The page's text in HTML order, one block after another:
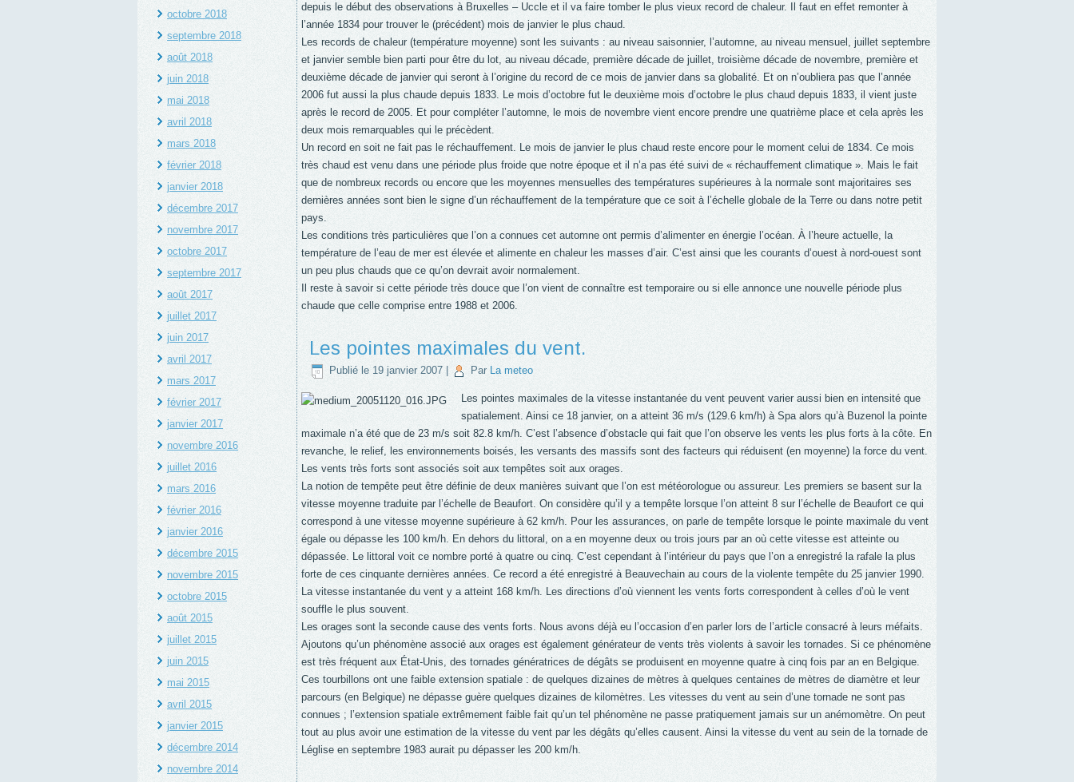
octobre 2018
septembre 2018
août 2018
juin 2018
mai 2018
avril 2018
mars 2018
février 2018
janvier 2018
décembre 2017
novembre 2017
octobre 2017
septembre 2017
août 2017
juillet 2017
juin 2017
avril 2017
mars 2017
février 2017
janvier 2017
novembre 2016
juillet 2016
mars 2016
février 2016
janvier 2016
décembre 2015
novembre 2015
octobre 2015
août 2015
juillet 2015
juin 2015
mai 2015
avril 2015
janvier 2015
décembre 2014
novembre 2014
depuis le début des observations à Bruxelles – Uccle et il va faire tomber le plus vieux record de chaleur. Il faut en effet remonter à
l’année 1834 pour trouver le (précédent) mois de janvier le plus chaud.
Les records de chaleur (température moyenne) sont les suivants : au niveau saisonnier, l’automne, au niveau mensuel, juillet septembre
et janvier semble bien parti pour être du lot, au niveau décade, première décade de juillet, troisième décade de novembre, première et
deuxième décade de janvier qui seront à l’origine du record de ce mois de janvier dans sa globalité. Et on n’oubliera pas que l’année
2006 fut aussi la plus chaude depuis 1833. Le mois d’octobre fut le deuxième mois d’octobre le plus chaud depuis 1833, il vient juste
après le record de 2005. Et pour compléter l’automne, le mois de novembre vient encore prendre une quatrième place et cela après les
deux mois remarquables qui le précèdent.
Un record en soit ne fait pas le réchauffement. Le mois de janvier le plus chaud reste encore pour le moment celui de 1834. Ce mois
très chaud est venu dans une période plus froide que notre époque et il n’a pas été suivi de « réchauffement climatique ». Mais le fait
que de nombreux records ou encore que les moyennes mensuelles des températures supérieures à la normale sont majoritaires ses
dernières années sont bien le signe d’un réchauffement de la température que ce soit à l’échelle globale de la Terre ou dans notre petit
pays.
Les conditions très particulières que l’on a connues cet automne ont permis d’alimenter en énergie l’océan. À l’heure actuelle, la
température de l’eau de mer est élevée et alimente en chaleur les masses d’air. C’est ainsi que les courants d’ouest à nord-ouest sont
un peu plus chauds que ce qu’on devrait avoir normalement.
Il reste à savoir si cette période très douce que l’on vient de connaître est temporaire ou si elle annonce une nouvelle période plus
chaude que celle comprise entre 1988 et 2006.
Les pointes maximales du vent.
Publié le 19 janvier 2007 Par La meteo
Les pointes maximales de la vitesse instantanée du vent peuvent varier aussi bien en intensité que
spatialement. Ainsi ce 18 janvier, on a atteint 36 m/s (129.6 km/h) à Spa alors qu’à Buzenol la pointe
maximale n’a été que de 23 m/s soit 82.8 km/h. C’est l’absence d’obstacle qui fait que l’on observe les vents les plus forts à la côte. En
revanche, le relief, les environnements boisés, les versants des massifs sont des facteurs qui réduisent (en moyenne) la force du vent.
Les vents très forts sont associés soit aux tempêtes soit aux orages.
La notion de tempête peut être définie de deux manières suivant que l’on est météorologue ou assureur. Les premiers se basent sur la
vitesse moyenne traduite par l’échelle de Beaufort. On considère qu’il y a tempête lorsque l’on atteint 8 sur l’échelle de Beaufort ce qui
correspond à une vitesse moyenne supérieure à 62 km/h. Pour les assurances, on parle de tempête lorsque le pointe maximale du vent
égale ou dépasse les 100 km/h. En dehors du littoral, on a en moyenne deux ou trois jours par an où cette vitesse est atteinte ou
dépassée. Le littoral voit ce nombre porté à quatre ou cinq. C’est cependant à l’intérieur du pays que l’on a enregistré la rafale la plus
forte de ces cinquante dernières années. Ce record a été enregistré à Beauvechain au cours de la violente tempête du 25 janvier 1990.
La vitesse instantanée du vent y a atteint 168 km/h. Les directions d’où viennent les vents forts correspondent à celles d’où le vent
souffle le plus souvent.
Les orages sont la seconde cause des vents forts. Nous avons déjà eu l’occasion d’en parler lors de l’article consacré à leurs méfaits.
Ajoutons qu’un phénomène associé aux orages est également générateur de vents très violents à savoir les tornades. Si ce phénomène
est très fréquent aux État-Unis, des tornades génératrices de dégâts se produisent en moyenne quatre à cinq fois par an en Belgique.
Ces tourbillons ont une faible extension spatiale : de quelques dizaines de mètres à quelques centaines de mètres de diamètre et leur
parcours (en Belgique) ne dépasse guère quelques dizaines de kilomètres. Les vitesses du vent au sein d’une tornade ne sont pas
connues ; l’extension spatiale extrêmement faible fait qu’un tel phénomène ne passe pratiquement jamais sur un anémomètre. On peut
tout au plus avoir une estimation de la vitesse du vent par les dégâts qu’elles causent. Ainsi la vitesse du vent au sein de la tornade de
Léglise en septembre 1983 aurait pu dépasser les 200 km/h.